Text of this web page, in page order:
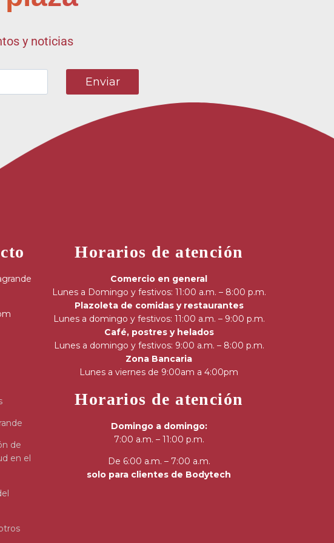
y noticias
de
en el
Horarios de atención
Comercio en general
Lunes a Domingo y festivos: 11:00 a.m. – 8:00 p.m.
Plazoleta de comidas y restaurantes
Lunes a domingo y festivos: 11:00 a.m. – 9:00 p.m.
Café, postres y helados
Lunes a domingo y festivos: 9:00 a.m. – 8:00 p.m.
Zona Bancaria
Lunes a viernes de 9:00am a 4:00pm
Horarios de atención
Domingo a domingo:
7:00 a.m. – 11:00 p.m.
De 6:00 a.m. – 7:00 a.m.
solo para clientes de Bodytech